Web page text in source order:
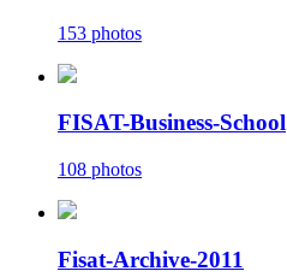
153 photos
FISAT-Business-School
108 photos
Fisat-Archive-2011